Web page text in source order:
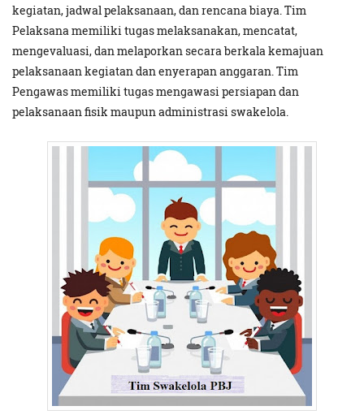
kegiatan, jadwal pelaksanaan, dan rencana biaya. Tim
Pelaksana memiliki tugas melaksanakan, mencatat,
mengevaluasi, dan melaporkan secara berkala kemajuan
pelaksanaan kegiatan dan enyerapan anggaran. Tim
Pengawas memiliki tugas mengawasi persiapan dan
pelaksanaan fisik maupun administrasi swakelola.